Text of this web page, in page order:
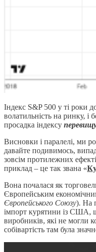
Індекс S&P 500 у ті роки
волатильність на ринку, і
просадка індексу
Висновки і паралелі, ми
давайте подивимось,
зовсім протилежних
приклад – це так звана «
Вона почалася як
Європейським
Європейського Союзу). На
імпорт курятини із США,
виробників, які не могли
собівартість там була